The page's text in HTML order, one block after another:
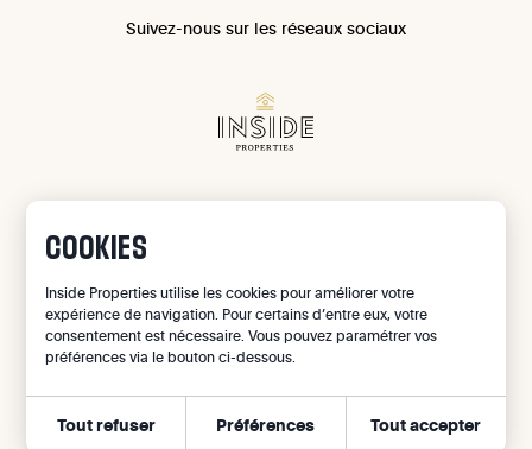
Suivez-nous sur les réseaux sociaux
Confidentialité
Mentions légales
©2026Inside Properties - All rights reserved
COOKIES
Inside Properties utilise les cookies pour améliorer votre
expérience de navigation. Pour certains d’entre eux, votre
consentement est nécessaire. Vous pouvez paramétrer vos
préférences via le bouton ci-dessous.
Tout refuser Préférences Tout accepter